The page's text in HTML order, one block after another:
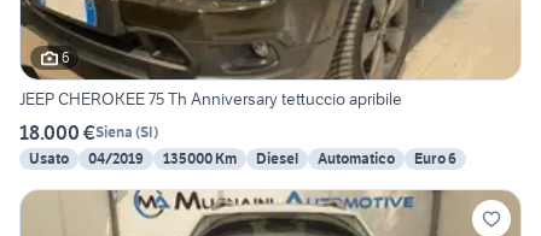
6
JEEP CHEROKEE 75 Th Anniversary tettuccio apribile
18.000 €Siena (SI)
Usato
04/2019 135000 Km Diesel Automatico Euro 6